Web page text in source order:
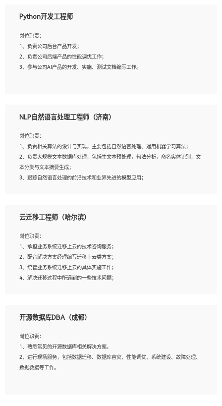
3、熟悉react/vue/angular任何一种前端框架，熟悉react优先；
5、善于沟通，具有团队意识；
Python开发工程师
岗位职责：
1、负责公司后台产品开发；
2、负责公司后端产品的性能调优工作；
3、参与公司AI产品的开发、实施、测试文档编写工作。
验的更佳；
3、熟悉数据库开发，熟悉Mysql、Oracle、MongoDb数据库应用开发其中一种；
4、熟悉Python Wed框架（Django/Flask...）代码能力优秀，熟悉编码规范和具备
良好的文档编写能力）；
5、沟通表达能力强，具备团队协作能力。
NLP自然语言处理工程师（济南）
岗位职责：
1、负责相关算法的设计与实现，主要包括自然语言处理、通用机器学习算法；
2、负责大规模文本数据库处理，包括生文本预处理，句法分析，命名实体识别，文
本分类与文本摘要生成；
3、跟踪自然语言处理的前沿技术和业界先进的模型应用；
岗位要求：
2、熟悉tensorflow，keras，pytorch等常规深度学习框架，快速根据客户需求实现
有效的模型；
3、熟悉掌握至少一种编程语言，如：Python，Java；
4、 熟悉NLP相关算法与实现；
5、至少有一次及以上问答系统的项目实践，熟悉问答系统全流程开发者优先；
云迁移工程师（哈尔滨）
岗位职责：
1、承担业务系统迁移上云的技术咨询服务；
2、配合解决方案经理编写迁移上云类方案；
3、统管业务系统迁移上云的具体实施工作；
4、解决迁移过程中所遇到的一些技术问题；
1、专科及以上学历，三年以上工作经验，计算机等相关专业；
3、熟悉常见操作系统、存储、网络、 IO 等相关原理；
4、具有迁移工具实操经验，具备P2V、V2V迁移能力；
5、熟练华为、VMware虚拟化、云计算及云存储技术；
6、熟悉主流数据库、应用服务器、中间件部署架构和运维方法；
开源数据库DBA（成都）
岗位职责：
1、熟悉常见的开源数据库相关解决方案。
2、进行现场服务，包括数据迁移、数据库容灾、性能调优、系统建设、故障处理、
数据救援等工作。